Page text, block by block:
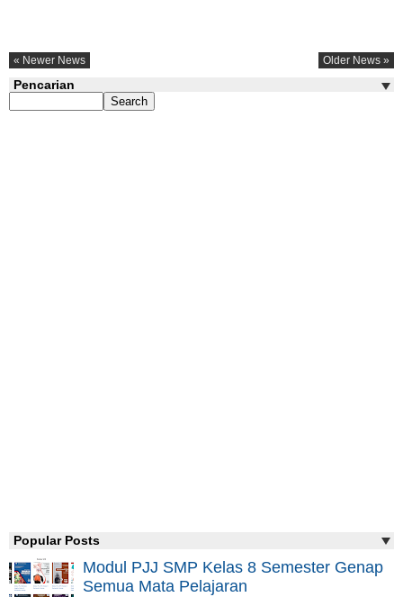
« Newer News Older News »
Pencarian
Popular Posts
Modul PJJ SMP Kelas 8 Semester Genap
Semua Mata Pelajaran